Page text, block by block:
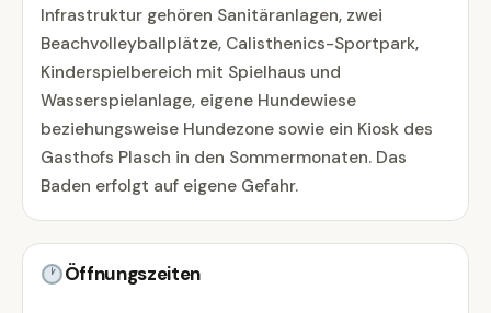
Infrastruktur gehören Sanitäranlagen, zwei
Beachvolleyballplätze, Calisthenics-Sportpark,
Kinderspielbereich mit Spielhaus und
Wasserspielanlage, eigene Hundewiese
beziehungsweise Hundezone sowie ein Kiosk des
Gasthofs Plasch in den Sommermonaten. Das
Baden erfolgt auf eigene Gefahr.
Öffnungszeiten